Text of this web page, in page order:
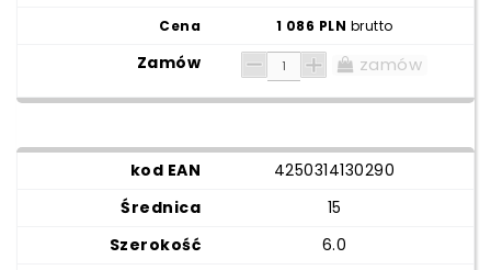
1 086 PLN brutto
zamów
4250314130290
15
6.0